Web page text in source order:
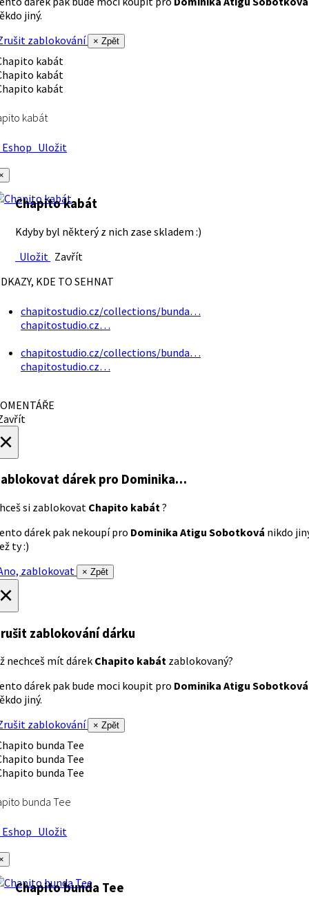
jiný.
zablokování
× Zpět
kabát
Uložit
Chapito kabát
Kdyby byl některý z nich zase skladem :)
Uložit Zavřít
KDE TO SEHNAT
chapitostudio.cz/collections/bunda…
chapitostudio.cz…
chapitostudio.cz/collections/bunda…
chapitostudio.cz…
dárek pro Dominika…
si zablokovat Chapito kabát ?
dárek pak nekoupí pro Dominika Atigu Sobotková nikdo
ty :)
zablokovat
× Zpět
zablokování dárku
nechceš mít dárek Chapito kabát zablokovaný?
dárek pak bude moci koupit pro Dominika Atigu Sobotková
jiný.
zablokování
× Zpět
bunda Tee
Uložit
Chapito bunda Tee